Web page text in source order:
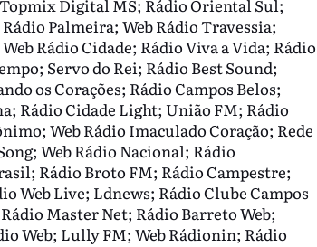
Digital MS; Rádio Oriental Sul;
Palmeira; Web Rádio Travessia;
Rádio Cidade; Rádio Viva a Vida; Rádio
Servo do Rei; Rádio Best Sound;
os Corações; Rádio Campos Belos;
Rádio Cidade Light; União FM; Rádio
Web Rádio Imaculado Coração; Rede
Web Rádio Nacional; Rádio
Rádio Broto FM; Rádio Campestre;
Web Live; Ldnews; Rádio Clube Campos
Master Net; Rádio Barreto Web;
Web; Lully FM; Web Rádionin; Rádio